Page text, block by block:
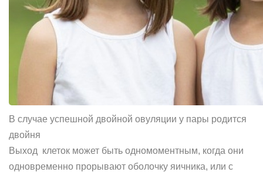
В случае успешной двойной овуляции у пары родится
двойня
Выход клеток может быть одномоментным, когда они
одновременно прорывают оболочку яичника, или с